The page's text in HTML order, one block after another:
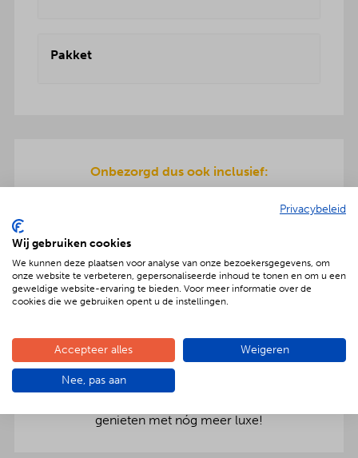
Pakket
Onbezorgd dus ook inclusief:
u bereid en worden geleverd in koelboxen.
na afloop mee terug.
Verras jouw gezelschap met een extra feestelijke
aankleding op tafel. Voor maar € 2,- per persoon
extra wordt het vlees en de salades in
genieten met nóg meer luxe!
Privacybeleid
Wij gebruiken cookies
We kunnen deze plaatsen voor analyse van onze bezoekersgegevens, om
onze website te verbeteren, gepersonaliseerde inhoud te tonen en om u een
geweldige website-ervaring te bieden. Voor meer informatie over de
cookies die we gebruiken opent u de instellingen.
Accepteer alles Weigeren
Nee, pas aan